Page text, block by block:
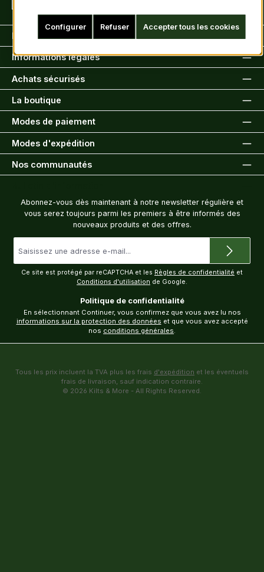
Informations clients
Informations légales
Achats sécurisés
La boutique
Modes de paiement
Modes d'expédition
Nos communautés
Abonnez-vous dès maintenant à notre newsletter régulière et
vous serez toujours parmi les premiers à être informés des
nouveaux produits et des offres.
e-
mail
Ce site est protégé par reCAPTCHA et les Règles de confidentialité et
Conditions d'utilisation de Google.
Politique de confidentialité
informations sur la protection des données et que vous avez accepté
nos conditions générales.
Tous les prix incluent la TVA plus les frais d'expédition et les éventuels
frais de livraison, sauf indication contraire.
© 2026 Kilts & More - All Rights Reserved.
Refuser
Configurer Accepter tous les cookies